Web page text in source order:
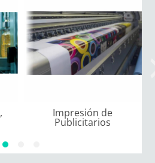
Impresión de
Publicitarios